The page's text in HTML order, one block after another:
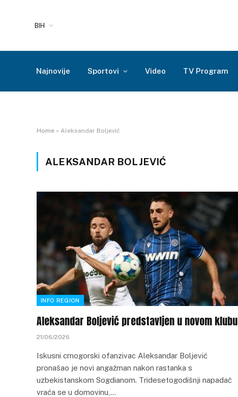
BIH
Najnovije Sportovi Video TV Program
Home » Aleksandar Boljević
ALEKSANDAR BOLJEVIĆ
INFO REGION
Aleksandar Boljević predstavljen u novom klubu
21/06/2026
Iskusni crnogorski ofanzivac Aleksandar Boljević
pronašao je novi angažman nakon rastanka s
uzbekistanskom Sogdianom. Tridesetogodišnji napadač
vraća se u domovinu,…